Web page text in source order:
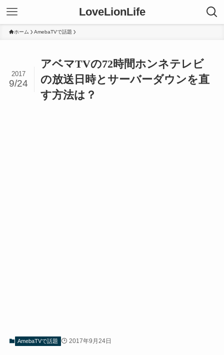
LoveLionLife
ホーム AmebaTVで話題
アベマTVの72時間ホンネテレビ
の放送日時とサーバーダウンを直
す方法は？
2017
9/24
AmebaTVで話題 2017年9月24日